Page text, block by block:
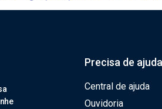
Precisa de
Central de ajuda
Ouvidoria